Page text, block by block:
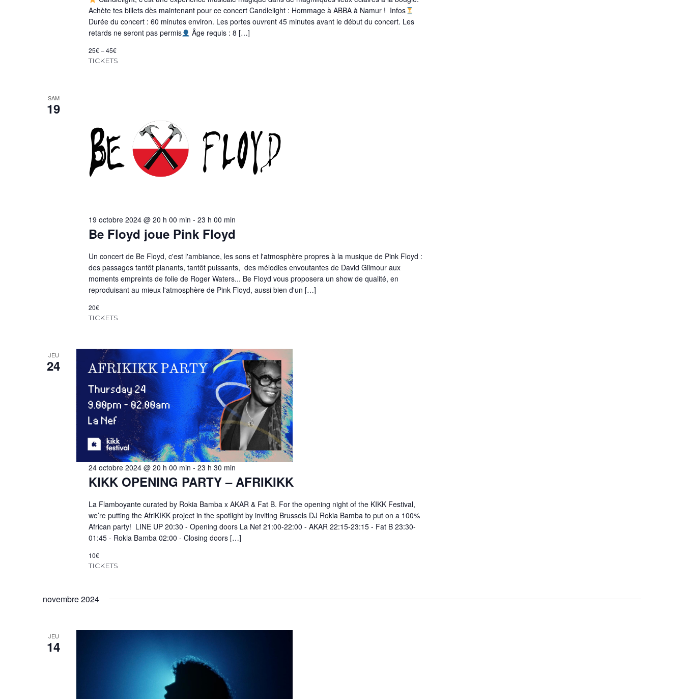
Achète tes billets dès maintenant pour ce concert Candlelight : Hommage à ABBA à Namur ! Infos
Durée du concert : 60 minutes environ. Les portes ouvrent 45 minutes avant le début du concert. Les
retards ne seront pas permis
Âge requis : 8 […]
25€ – 45€
TICKETS
SAM
19
19 octobre 2024 @ 20 h 00 min - 23 h 00 min
Be Floyd joue Pink Floyd
Un concert de Be Floyd, c'est l'ambiance, les sons et l'atmosphère propres à la musique de Pink Floyd :
des passages tantôt planants, tantôt puissants, des mélodies envoutantes de David Gilmour aux
moments empreints de folie de Roger Waters... Be Floyd vous proposera un show de qualité, en
reproduisant au mieux l'atmosphère de Pink Floyd, aussi bien d'un […]
20€
TICKETS
JEU
24
24 octobre 2024 @ 20 h 00 min - 23 h 30 min
KIKK OPENING PARTY – AFRIKIKK
La Flamboyante curated by Rokia Bamba x AKAR & Fat B. For the opening night of the KIKK Festival,
we’re putting the AfriKIKK project in the spotlight by inviting Brussels DJ Rokia Bamba to put on a 100%
African party! LINE UP 20:30 - Opening doors La Nef 21:00-22:00 - AKAR 22:15-23:15 - Fat B 23:30-
01:45 - Rokia Bamba 02:00 - Closing doors […]
10€
TICKETS
novembre 2024
JEU
14